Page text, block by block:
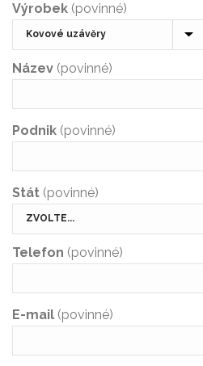
Výrobek (povinné)
Název (povinné)
Podnik (povinné)
Stát (povinné)
Telefon (povinné)
E-mail (povinné)